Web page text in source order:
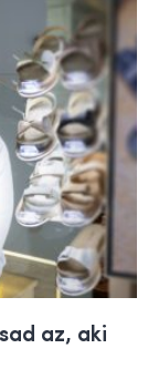
az, aki